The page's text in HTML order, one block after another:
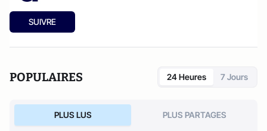
SUIVRE
POPULAIRES 24 Heures 7 Jours
PLUS LUS PLUS PARTAGES